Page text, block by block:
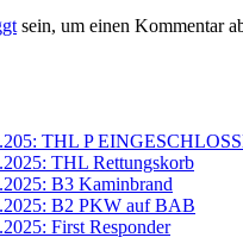
sein, um einen Kommentar
THL P
THL Rettungskorb
B3 Kaminbrand
B2 PKW auf BAB
First Responder